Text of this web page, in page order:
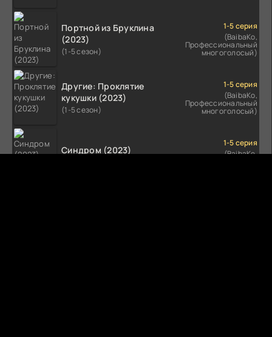
Портной из Бруклина
(2023)
(1-5 сезон)
1-5 серия
(BaibaKo,
Профессиональный
многоголосый)
Другие: Проклятие
кукушки (2023)
(1-5 сезон)
1-5 серия
(BaibaKo,
Профессиональный
многоголосый)
Синдром (2023)
1-5 серия
(BaibaKo,